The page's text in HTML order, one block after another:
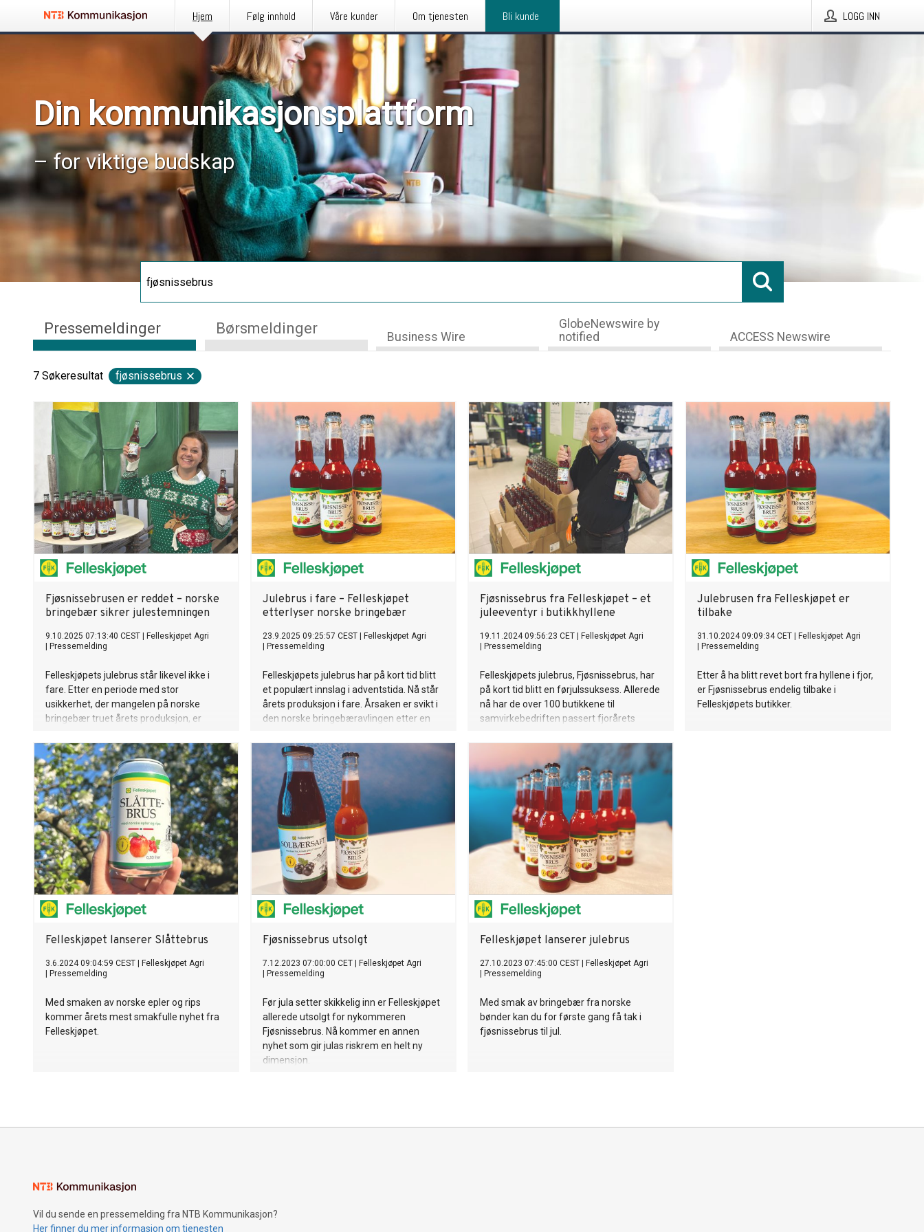
Hjem Følg innhold Våre kunder Om tjenesten Bli kunde LOGG INN
Din kommunikasjonsplattform
– for viktige budskap
Pressemeldinger Børsmeldinger Business Wire
GlobeNewswire by
notified
ACCESS Newswire
7 Søkeresultat fjøsnissebrus
Fjøsnissebrusen er reddet – norske
bringebær sikrer julestemningen
9.10.2025 07:13:40 CEST
Felleskjøpet Agri
Pressemelding
Felleskjøpets julebrus står likevel ikke i
fare. Etter en periode med stor
usikkerhet, der mangelen på norske
bringebær truet årets produksjon, er
Julebrus i fare – Felleskjøpet
etterlyser norske bringebær
23.9.2025 09:25:57 CEST
Felleskjøpet Agri
Pressemelding
Felleskjøpets julebrus har på kort tid blitt
et populært innslag i adventstida. Nå står
årets produksjon i fare. Årsaken er svikt i
den norske bringebæravlingen etter en
Fjøsnissebrus fra Felleskjøpet – et
juleeventyr i butikkhyllene
19.11.2024 09:56:23 CET
Felleskjøpet Agri
Pressemelding
Felleskjøpets julebrus, Fjøsnissebrus, har
på kort tid blitt en førjulssuksess. Allerede
nå har de over 100 butikkene til
samvirkebedriften passert fjorårets
laget med råvarer fra norske bønder er i
ferd med å bli en julefavoritt.
Julebrusen fra Felleskjøpet er
tilbake
31.10.2024 09:09:34 CET
Felleskjøpet Agri
Pressemelding
Etter å ha blitt revet bort fra hyllene i fjor,
er Fjøsnissebrus endelig tilbake i
Felleskjøpets butikker.
Felleskjøpet lanserer Slåttebrus
3.6.2024 09:04:59 CEST
Felleskjøpet Agri
Pressemelding
Med smaken av norske epler og rips
kommer årets mest smakfulle nyhet fra
Felleskjøpet.
Fjøsnissebrus utsolgt
7.12.2023 07:00:00 CET
Felleskjøpet Agri
Pressemelding
Før jula setter skikkelig inn er Felleskjøpet
allerede utsolgt for nykommeren
Fjøsnissebrus. Nå kommer en annen
nyhet som gir julas riskrem en helt ny
dimensjon.
Felleskjøpet lanserer julebrus
27.10.2023 07:45:00 CEST
Felleskjøpet Agri
Pressemelding
Med smak av bringebær fra norske
bønder kan du for første gang få tak i
fjøsnissebrus til jul.
Vil du sende en pressemelding fra NTB Kommunikasjon?
Her finner du mer informasjon om tjenesten